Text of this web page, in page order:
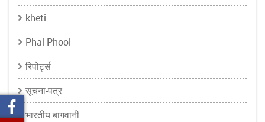
kheti
Phal-Phool
रिपोर्ट्स
सूचना-पत्र
भारतीय बागवानी